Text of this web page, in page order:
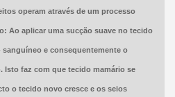
operam através de um processo
Ao aplicar uma sucção suave no tecido
e consequentemente o
Isto faz com que tecido mamário se
o tecido novo cresce e os seios